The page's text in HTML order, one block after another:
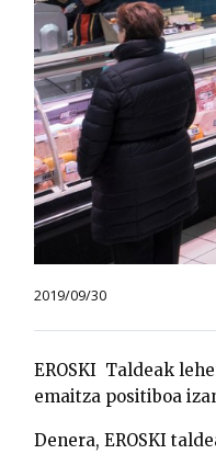
2019/09/30
EROSKI Taldeak
emaitza positiboa
Denera, EROSKI